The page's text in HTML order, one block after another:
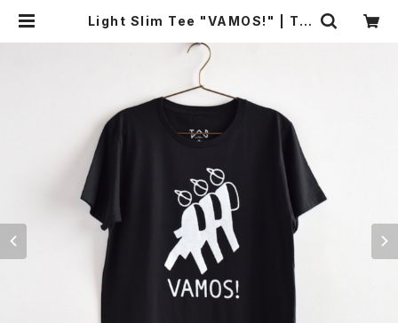
Light Slim Tee "VAMOS!" | TA